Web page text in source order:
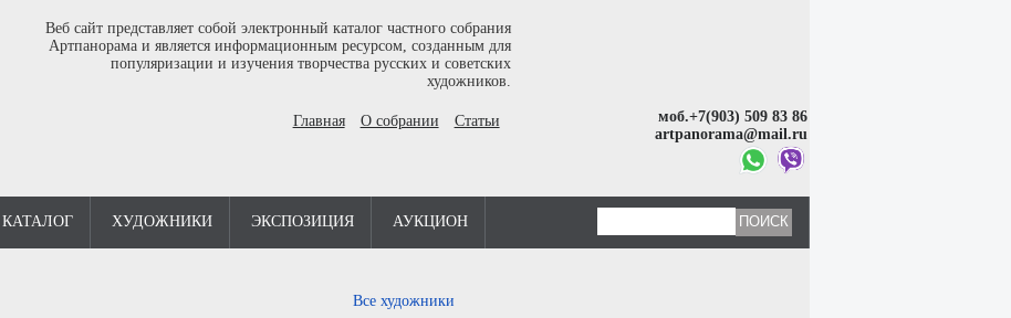
Веб сайт представляет собой электронный каталог частного собрания
Артпанорама и является информационным ресурсом, созданным для
популяризации и изучения творчества русских и советских
художников.
Главная О собрании Статьи
моб.+7(903) 509 83 86
artpanorama@mail.ru
КАТАЛОГ ХУДОЖНИКИ ЭКСПОЗИЦИЯ АУКЦИОН
Все художники